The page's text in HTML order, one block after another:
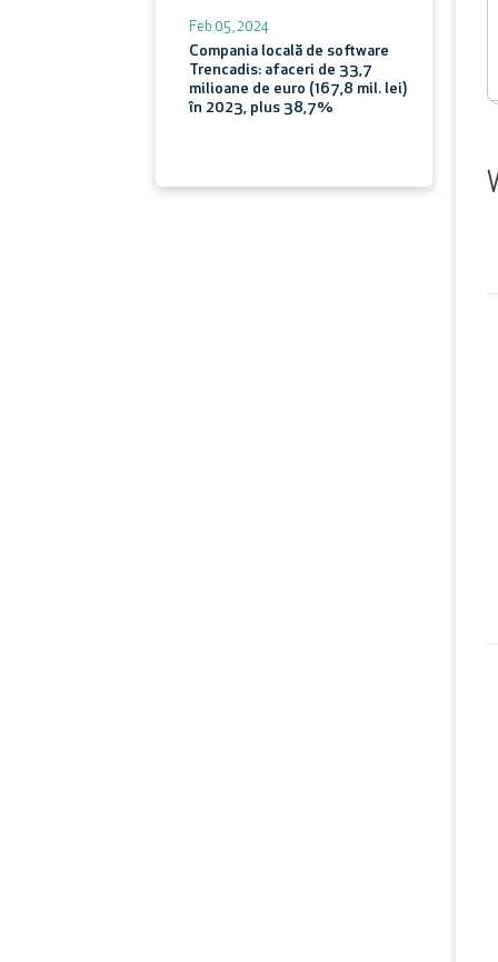
Feb 05 , 2024
Compania locală de software
Trencadis: afaceri de 33,7
milioane de euro (167,8 mil. lei)
în 2023, plus 38,7%